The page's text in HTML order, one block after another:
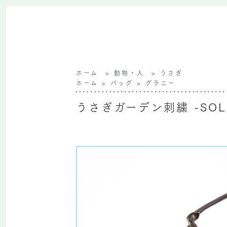
ホーム > 動物・人 >
うさぎ
ホーム > バッグ > グラニー
うさぎガーデン刺繍 -